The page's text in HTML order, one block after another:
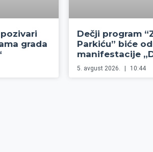
grada
Dečji program
Parkiću” biće
manifestacije
5. avgust 2026. 10:44